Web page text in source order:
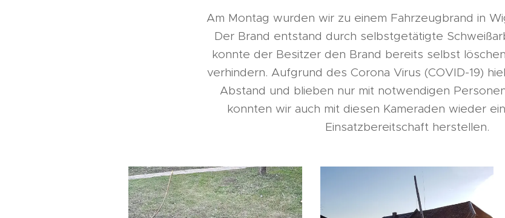
Am Montag wurden wir zu einem Fahrzeugbrand in
Der Brand entstand durch selbstgetätigte
konnte der Besitzer den Brand bereits selbst
verhindern. Aufgrund des Corona Virus (COVID-19)
Abstand und blieben nur mit notwendigen
konnten wir auch mit diesen Kameraden wieder
Einsatzbereitschaft herstellen.